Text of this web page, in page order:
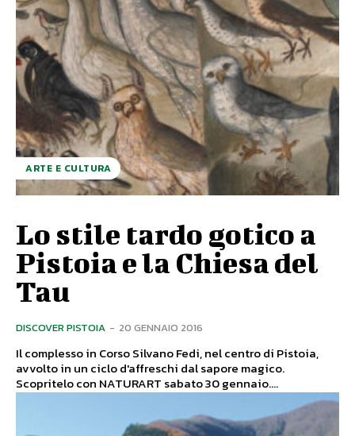
ARTE E CULTURA
Lo stile tardo gotico a
Pistoia e la Chiesa del
Tau
DISCOVER PISTOIA - 20 GENNAIO 2016
Il complesso in Corso Silvano Fedi, nel centro di Pistoia,
avvolto in un ciclo d'affreschi dal sapore magico.
Scopritelo con NATURART sabato 30 gennaio....